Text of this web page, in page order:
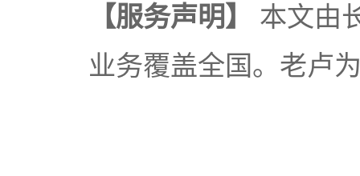
【服务声明】
本文由
业务覆盖全国。老卢